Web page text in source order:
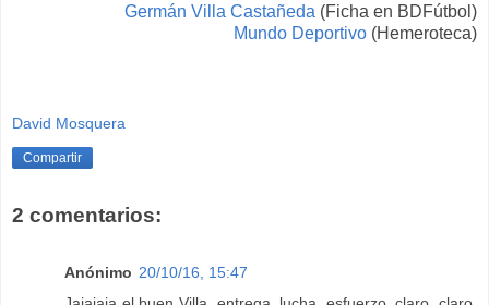
Germán Villa Castañeda (Ficha en BDFútbol)
Mundo Deportivo (Hemeroteca)
David Mosquera
Compartir
2 comentarios:
Anónimo 20/10/16, 15:47